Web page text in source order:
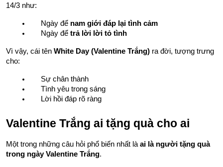
14/3 như:
Ngày để nam giới đáp lại tình cảm
Ngày để trả lời lời tỏ tình
Vì vậy, cái tên White Day (Valentine Trắng) ra đời, tượng trưng
cho:
Sự chân thành
Tình yêu trong sáng
Lời hồi đáp rõ ràng
Valentine Trắng ai tặng quà cho ai
Một trong những câu hỏi phổ biến nhất là ai là người tặng quà
trong ngày Valentine Trắng.